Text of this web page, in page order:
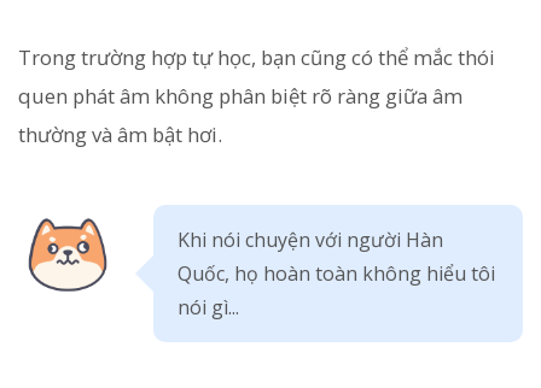
Trong trường hợp tự học, bạn cũng có thể mắc thói
quen phát âm không phân biệt rõ ràng giữa âm
thường và âm bật hơi.
Khi nói chuyện với người Hàn
Quốc, họ hoàn toàn không hiểu tôi
nói gì...